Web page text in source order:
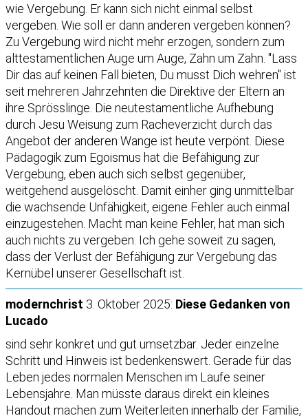
wie Vergebung. Er kann sich nicht einmal selbst
vergeben. Wie soll er dann anderen vergeben können?
Zu Vergebung wird nicht mehr erzogen, sondern zum
alttestamentlichen Auge um Auge, Zahn um Zahn. "Lass
Dir das auf keinen Fall bieten, Du musst Dich wehren" ist
seit mehreren Jahrzehnten die Direktive der Eltern an
ihre Sprösslinge. Die neutestamentliche Aufhebung
durch Jesu Weisung zum Racheverzicht durch das
Angebot der anderen Wange ist heute verpönt. Diese
Pädagogik zum Egoismus hat die Befähigung zur
Vergebung, eben auch sich selbst gegenüber,
weitgehend ausgelöscht. Damit einher ging unmittelbar
die wachsende Unfähigkeit, eigene Fehler auch einmal
einzugestehen. Macht man keine Fehler, hat man sich
auch nichts zu vergeben. Ich gehe soweit zu sagen,
dass der Verlust der Befähigung zur Vergebung das
Kernübel unserer Gesellschaft ist.
modernchrist 3. Oktober 2025: Diese Gedanken von
Lucado
sind sehr konkret und gut umsetzbar. Jeder einzelne
Schritt und Hinweis ist bedenkenswert. Gerade für das
Leben jedes normalen Menschen im Laufe seiner
Lebensjahre. Man müsste daraus direkt ein kleines
Handout machen zum Weiterleiten innerhalb der Familie,